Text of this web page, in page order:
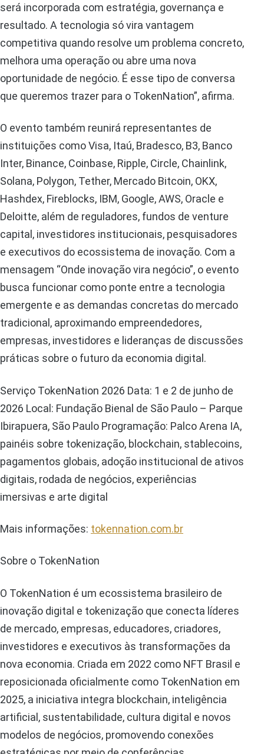
será incorporada com estratégia, governança e
resultado. A tecnologia só vira vantagem
competitiva quando resolve um problema concreto,
melhora uma operação ou abre uma nova
oportunidade de negócio. É esse tipo de conversa
que queremos trazer para o TokenNation”, afirma.
O evento também reunirá representantes de
instituições como Visa, Itaú, Bradesco, B3, Banco
Inter, Binance, Coinbase, Ripple, Circle, Chainlink,
Solana, Polygon, Tether, Mercado Bitcoin, OKX,
Hashdex, Fireblocks, IBM, Google, AWS, Oracle e
Deloitte, além de reguladores, fundos de venture
capital, investidores institucionais, pesquisadores
e executivos do ecossistema de inovação. Com a
mensagem “Onde inovação vira negócio”, o evento
busca funcionar como ponte entre a tecnologia
emergente e as demandas concretas do mercado
tradicional, aproximando empreendedores,
empresas, investidores e lideranças de discussões
práticas sobre o futuro da economia digital.
Serviço TokenNation 2026 Data: 1 e 2 de junho de
2026 Local: Fundação Bienal de São Paulo – Parque
Ibirapuera, São Paulo Programação: Palco Arena IA,
painéis sobre tokenização, blockchain, stablecoins,
pagamentos globais, adoção institucional de ativos
digitais, rodada de negócios, experiências
imersivas e arte digital
Mais informações: tokennation.com.br
Sobre o TokenNation
O TokenNation é um ecossistema brasileiro de
inovação digital e tokenização que conecta líderes
de mercado, empresas, educadores, criadores,
investidores e executivos às transformações da
nova economia. Criada em 2022 como NFT Brasil e
reposicionada oficialmente como TokenNation em
2025, a iniciativa integra blockchain, inteligência
artificial, sustentabilidade, cultura digital e novos
modelos de negócios, promovendo conexões